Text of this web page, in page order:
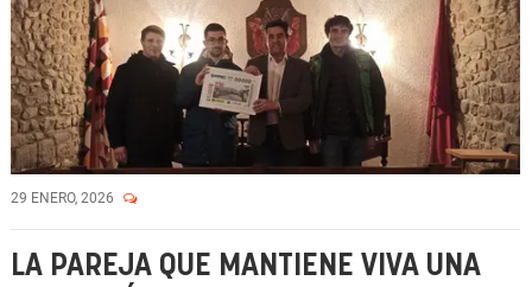
29 ENERO, 2026
LA PAREJA QUE MANTIENE VIVA UNA